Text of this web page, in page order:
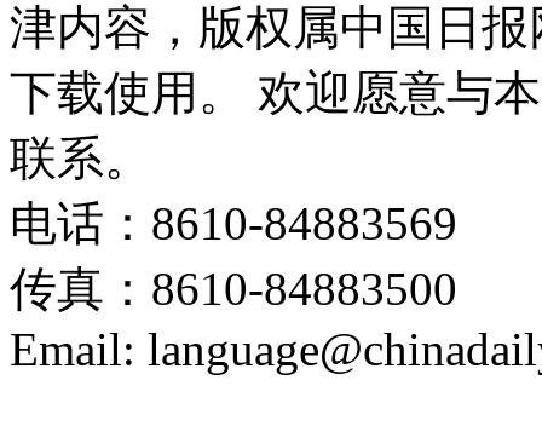
津内容，版权属中国日
下载使用。 欢迎愿意与
联系。
电话：8610-84883569
传真：8610-84883500
Email: